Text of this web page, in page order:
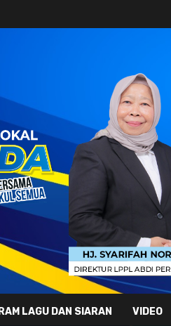
LAGU DAN SIARAN VIDEO